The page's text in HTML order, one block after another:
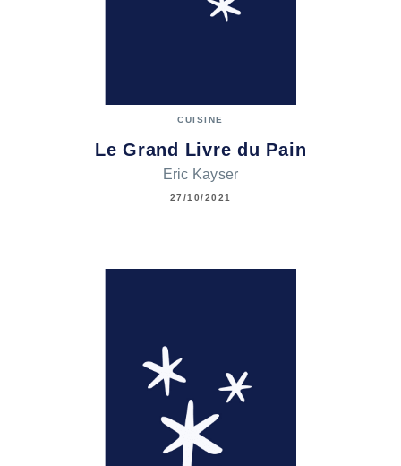
CUISINE
Le Grand Livre du Pain
Eric Kayser
27/10/2021